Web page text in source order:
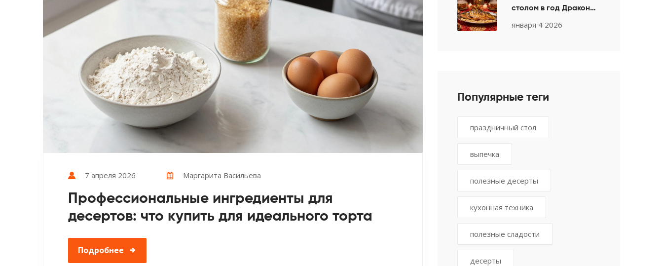
7 апреля 2026 Маргарита Васильева
Профессиональные ингредиенты для
десертов: что купить для идеального торта
Подробнее
столом в год Дракона:
традиции и блюда на
января 4 2026
Популярные теги
праздничный стол
выпечка
полезные десерты
кухонная техника
полезные сладости
десерты